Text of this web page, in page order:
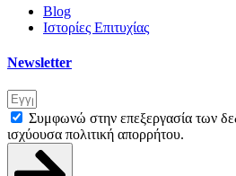
Blog
Ιστορίες Επιτυχίας
Newsletter
Συμφωνώ στην επεξεργασία των
ισχύουσα πολιτική απορρήτου.